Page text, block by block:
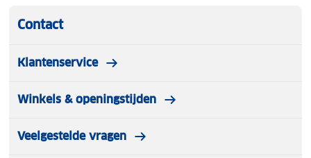
Contact
Klantenservice
Winkels & openingstijden
Veelgestelde vragen